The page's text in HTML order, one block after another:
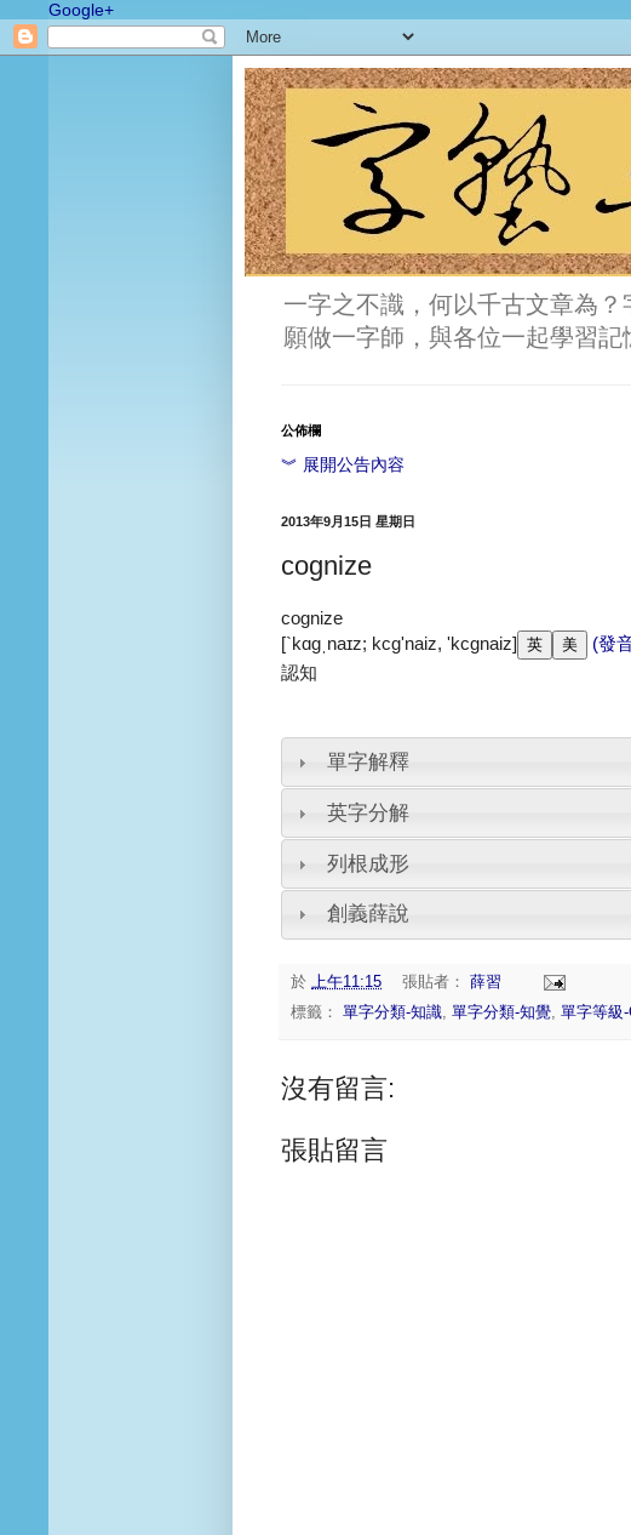
Google+
一字之不識，何以千古文章為
願做一字師，與各位一起學習記
公佈欄
︾ 展開公告內容
2013年9月15日 星期日
cognize
cognize
[`kɑgˌnaɪz; kcg'naiz, 'kcgnaiz]
(發
認知
單字解釋
英字分解
列根成形
創義薛說
於 上午11:15 張貼者：
薛習
標籤： 單字分類-知識, 單字分類-知覺, 單字等級-
沒有留言:
張貼留言